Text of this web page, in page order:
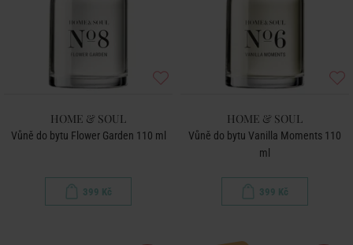
HOME & SOUL
Vůně do bytu Flower Garden 110 ml
399 Kč
HOME & SOUL
Vůně do bytu Vanilla Moments 110
ml
399 Kč